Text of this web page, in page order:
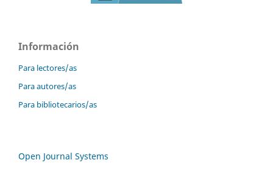
Información
Para lectores/as
Para autores/as
Para bibliotecarios/as
Open Journal Systems